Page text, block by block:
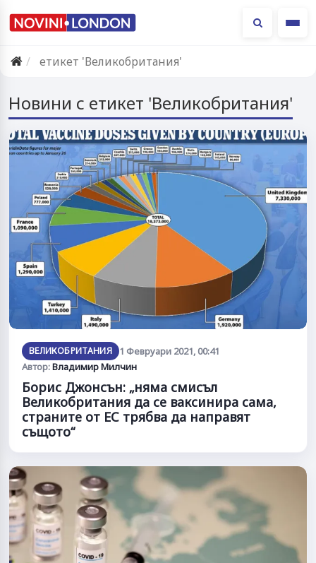
етикет 'Великобритания'
Новини с етикет 'Великобритания'
ВЕЛИКОБРИТАНИЯ
1 Февруари 2021, 00:41
Автор:Владимир Милчин
Борис Джонсън: „няма смисъл
Великобритания да се ваксинира сама,
страните от ЕС трябва да направят
същото“